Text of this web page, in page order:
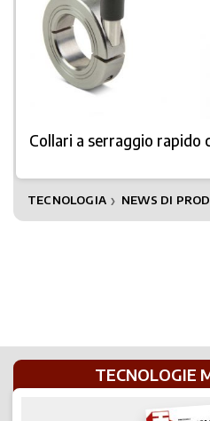
Collari a serraggio rapido
TECNOLOGIA ❯ NEWS DI
TECNOLOGIE